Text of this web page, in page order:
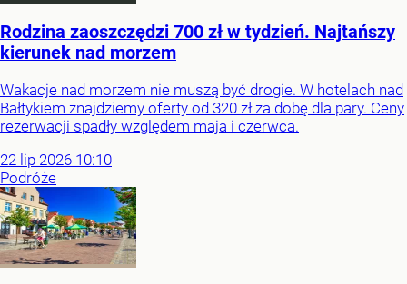
Rodzina zaoszczędzi 700 zł w tydzień. Najtańszy
kierunek nad morzem
Wakacje nad morzem nie muszą być drogie. W hotelach nad
Bałtykiem znajdziemy oferty od 320 zł za dobę dla pary. Ceny
rezerwacji spadły względem maja i czerwca.
22 lip 2026 10:10
Podróże